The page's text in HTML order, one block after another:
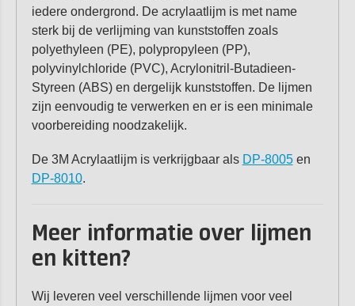
iedere ondergrond. De acrylaatlijm is met name
sterk bij de verlijming van kunststoffen zoals
polyethyleen (PE), polypropyleen (PP),
polyvinylchloride (PVC), Acrylonitril-Butadieen-
Styreen (ABS) en dergelijk kunststoffen. De lijmen
zijn eenvoudig te verwerken en er is een minimale
voorbereiding noodzakelijk.
De 3M Acrylaatlijm is verkrijgbaar als DP-8005en
DP-8010.
Meer informatie over lijmen
en kitten?
Wij leveren veel verschillende lijmen voor veel